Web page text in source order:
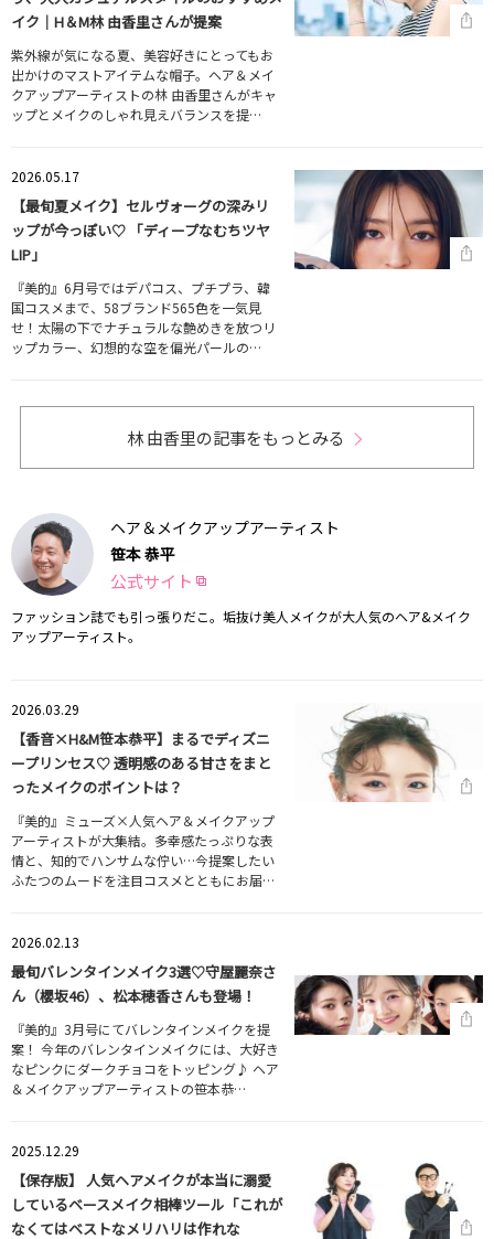
イク｜H＆M林 由香里さんが提案
紫外線が気になる夏、美容好きにとってもお
出かけのマストアイテムな帽子。ヘア＆メイ
クアップアーティストの林 由香里さんがキャ
ップとメイクのしゃれ見えバランスを提…
2026.05.17
【最旬夏メイク】セルヴォーグの深みリ
ップが今っぽい♡ 「ディープなむちツヤ
LIP」
『美的』6月号ではデパコス、プチプラ、韓
国コスメまで、58ブランド565色を一気見
せ！太陽の下でナチュラルな艶めきを放つリ
ップカラー、幻想的な空を偏光パールの…
林 由香里の記事をもっとみる
ヘア＆メイクアップアーティスト
笹本 恭平
公式サイト
ファッション誌でも引っ張りだこ。垢抜け美人メイクが大人気のヘア&メイク
アップアーティスト。
2026.03.29
【香音×H&M笹本恭平】まるでディズニ
ープリンセス♡ 透明感のある甘さをまと
ったメイクのポイントは？
『美的』ミューズ×人気ヘア＆メイクアップ
アーティストが大集結。多幸感たっぷりな表
情と、知的でハンサムな佇い…今提案したい
ふたつのムードを注目コスメとともにお届…
2026.02.13
最旬バレンタインメイク3選♡守屋麗奈さ
ん（櫻坂46）、松本穂香さんも登場！
『美的』3月号にてバレンタインメイクを提
案！ 今年のバレンタインメイクには、大好き
なピンクにダークチョコをトッピング♪ ヘア
＆メイクアップアーティストの笹本恭…
2025.12.29
【保存版】 人気ヘアメイクが本当に溺愛
しているベースメイク相棒ツール「これが
なくてはベストなメリハリは作れな